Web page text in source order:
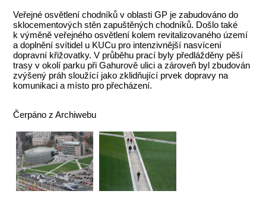
Veřejné osvětlení chodníků v oblasti GP je zabudováno do
sklocementových stěn zapuštěných chodníků. Došlo také
k výměně veřejného osvětlení kolem revitalizovaného území
a doplnění svítidel u KUCu pro intenzivnější nasvícení
dopravní křižovatky. V průběhu prací byly předlážděny pěší
trasy v okolí parku při Gahurově ulici a zároveň byl zbudován
zvýšený práh sloužící jako zklidňující prvek dopravy na
komunikaci a místo pro přecházení.
Čerpáno z Archiwebu